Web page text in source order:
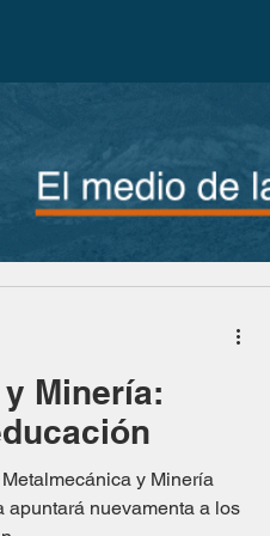
Minería:
y Minería
apuntará nuevamenta a los